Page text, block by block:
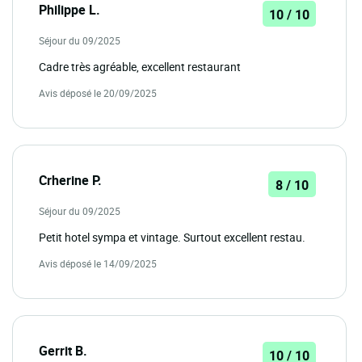
Philippe L. 10 / 10
Séjour du 09/2025
Cadre très agréable, excellent restaurant
Avis déposé le 20/09/2025
Crherine P. 8 / 10
Séjour du 09/2025
Petit hotel sympa et vintage. Surtout excellent restau.
Avis déposé le 14/09/2025
Gerrit B. 10 / 10